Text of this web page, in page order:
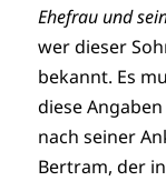
Ehefrau und
wer dieser
bekannt. Es
diese
nach seiner
Bertram, der